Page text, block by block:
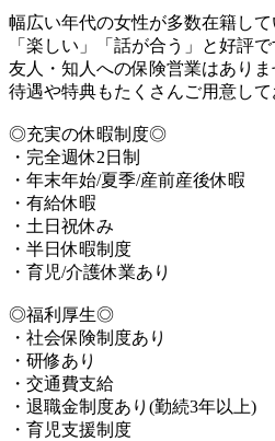
幅広い年代の女性が多数在籍して
「楽しい」「話が合う」と好評で
友人・知人への保険営業はありま
待遇や特典もたくさんご用意し
◎充実の休暇制度◎
・完全週休2日制
・年末年始/夏季/産前産後休暇
・有給休暇
・土日祝休み
・半日休暇制度
・育児/介護休業あり
◎福利厚生◎
・社会保険制度あり
・研修あり
・交通費支給
・退職金制度あり(勤続3年以上)
・育児支援制度